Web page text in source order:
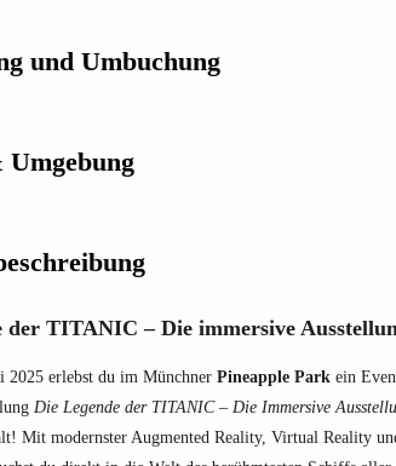
und Umbuchung
der TITANIC – Die immersive
2025 erlebst du im Münchner Pineapple Park ein
Die Legende der TITANIC – Die Immersive
Mit modernster Augmented Reality, Virtual Reality